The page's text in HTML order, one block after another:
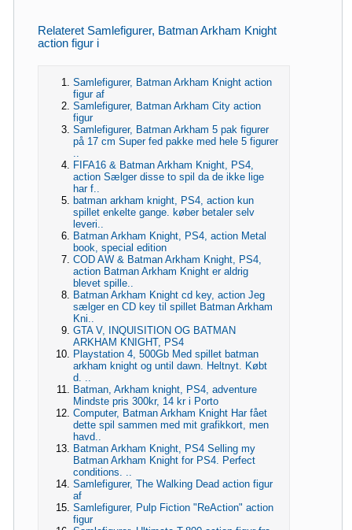
Relateret Samlefigurer, Batman Arkham Knight
action figur i
Samlefigurer, Batman Arkham Knight action
figur af
Samlefigurer, Batman Arkham City action
figur
Samlefigurer, Batman Arkham 5 pak figurer
på 17 cm Super fed pakke med hele 5 figurer
..
FIFA16 & Batman Arkham Knight, PS4,
action Sælger disse to spil da de ikke lige
har f..
batman arkham knight, PS4, action kun
spillet enkelte gange. køber betaler selv
leveri..
Batman Arkham Knight, PS4, action Metal
book, special edition
COD AW & Batman Arkham Knight, PS4,
action Batman Arkham Knight er aldrig
blevet spille..
Batman Arkham Knight cd key, action Jeg
sælger en CD key til spillet Batman Arkham
Kni..
GTA V, INQUISITION OG BATMAN
ARKHAM KNIGHT, PS4
Playstation 4, 500Gb Med spillet batman
arkham knight og until dawn. Heltnyt. Købt
d. ..
Batman, Arkham knight, PS4, adventure
Mindste pris 300kr, 14 kr i Porto
Computer, Batman Arkham Knight Har fået
dette spil sammen med mit grafikkort, men
havd..
Batman Arkham Knight, PS4 Selling my
Batman Arkham Knight for PS4. Perfect
conditions. ..
Samlefigurer, The Walking Dead action figur
af
Samlefigurer, Pulp Fiction "ReAction" action
figur